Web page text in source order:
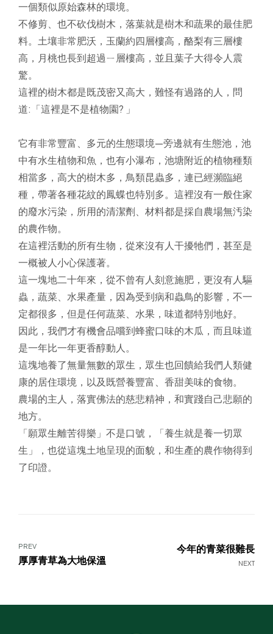
一個類似原始森林的環境。
不修剪、也不砍伐樹木，落葉就是樹木和蔬果的最佳肥
料。土壤非常肥沃，玉蘭約四層樓高，酪梨有三層樓
高，月桃也長到超過ㄧ層樓高，並且葉子大得令人震
驚。
這裡的樹木都是既茂密又高大，難怪有過路的人，問
道:「這裡是不是植物園? 」
它有非常豐富、多元的生態環境—旁邊就有生態池，池
中有水生植物和魚，也有小瀑布，池塘附近的植物種類
相當多，高大的樹木多，鳥類昆蟲多，連已經瀕臨絕
種，帶著各種花紋的鳳蝶也特別多。這裡沒有一般住家
的廢水污染，所用的清潔劑、材料都是採自農場無汚染
的農作物。
在這裡活動的所有生物，從來沒有人干擾牠們，甚至是
一概被人小心保護著。
這一塊地二十年來，從不曾有人刻意施肥，更沒有人驅
蟲，蔬菜、水果產量，因為受到病和蟲鳥的影響，不一
定都很多，但是任何蔬菜、水果，味道都特別地好。
因此，我們才有機會品嚐到蜂蜜口味的木瓜，而且味道
是一年比一年更香醇動人。
這塊地養了無量無數的眾生，眾生也回饋給我們人類健
康的居住環境，以及既營養豐富、香甜美味的食物。
農場的主人，落實佛法的慈悲精神，和實踐自己悲願的
地方。
「願眾生離苦得樂」不是口號，「養生就是養一切眾
生」，也從這塊土地呈現的面貌，和生產的農作物得到
了印證。
PREV
厚厚青草為大地保溫 NEXT
今年的青菜很難長